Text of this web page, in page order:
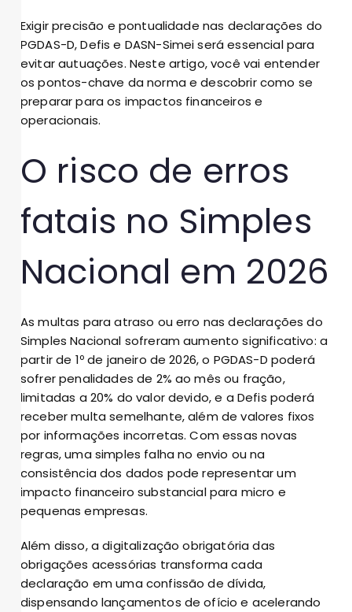
Exigir precisão e pontualidade nas declarações do
PGDAS-D, Defis e DASN-Simei será essencial para
evitar autuações. Neste artigo, você vai entender
os pontos-chave da norma e descobrir como se
preparar para os impactos financeiros e
operacionais.
O risco de erros
fatais no Simples
Nacional em 2026
As multas para atraso ou erro nas declarações do
Simples Nacional sofreram aumento significativo: a
partir de 1º de janeiro de 2026, o PGDAS-D poderá
sofrer penalidades de 2% ao mês ou fração,
limitadas a 20% do valor devido, e a Defis poderá
receber multa semelhante, além de valores fixos
por informações incorretas. Com essas novas
regras, uma simples falha no envio ou na
consistência dos dados pode representar um
impacto financeiro substancial para micro e
pequenas empresas.
Além disso, a digitalização obrigatória das
obrigações acessórias transforma cada
declaração em uma confissão de dívida,
dispensando lançamentos de ofício e acelerando